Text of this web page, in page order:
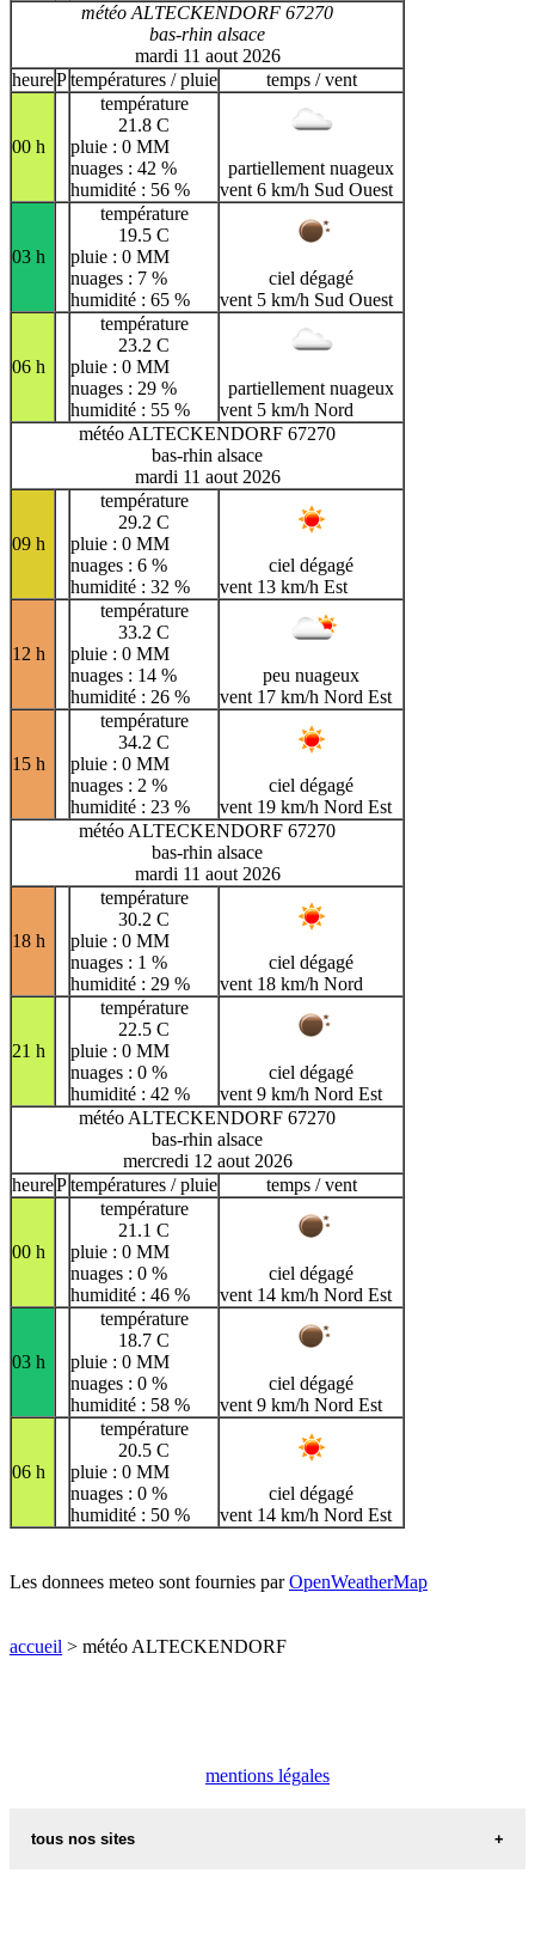
météo ALTECKENDORF 67270
bas-rhin alsace
mardi 11 aout 2026
heurePtempératures / pluie temps / vent
00 h
température
21.8 C
pluie : 0 MM
nuages : 42 %
humidité : 56 %
partiellement nuageux
vent 6 km/h Sud Ouest
03 h
température
19.5 C
pluie : 0 MM
nuages : 7 %
humidité : 65 %
ciel dégagé
vent 5 km/h Sud Ouest
06 h
température
23.2 C
pluie : 0 MM
nuages : 29 %
humidité : 55 %
partiellement nuageux
vent 5 km/h Nord
météo ALTECKENDORF 67270
bas-rhin alsace
mardi 11 aout 2026
09 h
température
29.2 C
pluie : 0 MM
nuages : 6 %
humidité : 32 %
ciel dégagé
vent 13 km/h Est
12 h
température
33.2 C
pluie : 0 MM
nuages : 14 %
humidité : 26 %
peu nuageux
vent 17 km/h Nord Est
15 h
température
34.2 C
pluie : 0 MM
nuages : 2 %
humidité : 23 %
ciel dégagé
vent 19 km/h Nord Est
météo ALTECKENDORF 67270
bas-rhin alsace
mardi 11 aout 2026
18 h
température
30.2 C
pluie : 0 MM
nuages : 1 %
humidité : 29 %
ciel dégagé
vent 18 km/h Nord
21 h
température
22.5 C
pluie : 0 MM
nuages : 0 %
humidité : 42 %
ciel dégagé
vent 9 km/h Nord Est
météo ALTECKENDORF 67270
bas-rhin alsace
mercredi 12 aout 2026
heurePtempératures / pluie temps / vent
00 h
température
21.1 C
pluie : 0 MM
nuages : 0 %
humidité : 46 %
ciel dégagé
vent 14 km/h Nord Est
03 h
température
18.7 C
pluie : 0 MM
nuages : 0 %
humidité : 58 %
ciel dégagé
vent 9 km/h Nord Est
06 h
température
20.5 C
pluie : 0 MM
nuages : 0 %
humidité : 50 %
ciel dégagé
vent 14 km/h Nord Est
Les donnees meteo sont fournies parOpenWeatherMap
accueil > météo ALTECKENDORF
mentions légales
tous nos sites